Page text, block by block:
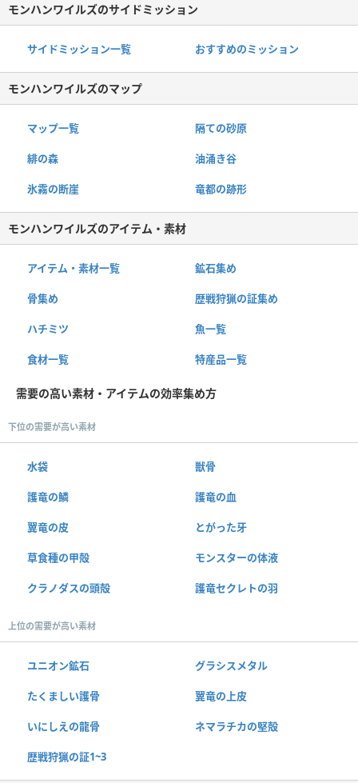
モンハンワイルズのサイドミッション
サイドミッション一覧 おすすめのミッション
モンハンワイルズのマップ
マップ一覧 隔ての砂原
緋の森 油涌き谷
氷霧の断崖 竜都の跡形
モンハンワイルズのアイテム・素材
アイテム・素材一覧 鉱石集め
骨集め 歴戦狩猟の証集め
ハチミツ 魚一覧
食材一覧 特産品一覧
需要の高い素材・アイテムの効率集め方
下位の需要が高い素材
水袋 獣骨
護竜の鱗 護竜の血
翼竜の皮 とがった牙
草食種の甲殻 モンスターの体液
クラノダスの頭殻 護竜セクレトの羽
上位の需要が高い素材
ユニオン鉱石 グラシスメタル
たくましい護骨 翼竜の上皮
いにしえの龍骨 ネマラチカの堅殻
歴戦狩猟の証1~3